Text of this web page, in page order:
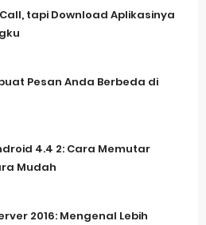
tapi Download Aplikasinya
Pesan Anda Berbeda di
4.4 2: Cara Memutar
Mudah
2016: Mengenal Lebih